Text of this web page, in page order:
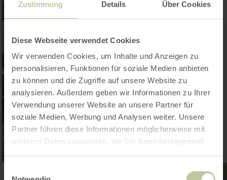
Zustimmung Details Über Cookies
Diese Webseite verwendet Cookies
Wir verwenden Cookies, um Inhalte und Anzeigen zu
personalisieren, Funktionen für soziale Medien anbieten
zu können und die Zugriffe auf unsere Website zu
analysieren. Außerdem geben wir Informationen zu Ihrer
Verwendung unserer Website an unsere Partner für
soziale Medien, Werbung und Analysen weiter. Unsere
Partner führen diese Informationen möglicherweise mit
weiteren Daten zusammen, die Sie ihnen bereitgestellt